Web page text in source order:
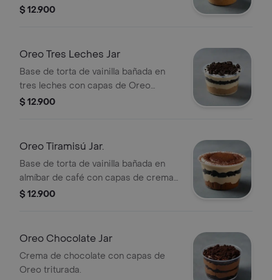
$ 12.900
Oreo Tres Leches Jar
Base de torta de vainilla bañada en
tres leches con capas de Oreo
triturada.
$ 12.900
Oreo Tiramisú Jar.
Base de torta de vainilla bañada en
almíbar de café con capas de crema
y Oreo triturada.
$ 12.900
Oreo Chocolate Jar
Crema de chocolate con capas de
Oreo triturada.